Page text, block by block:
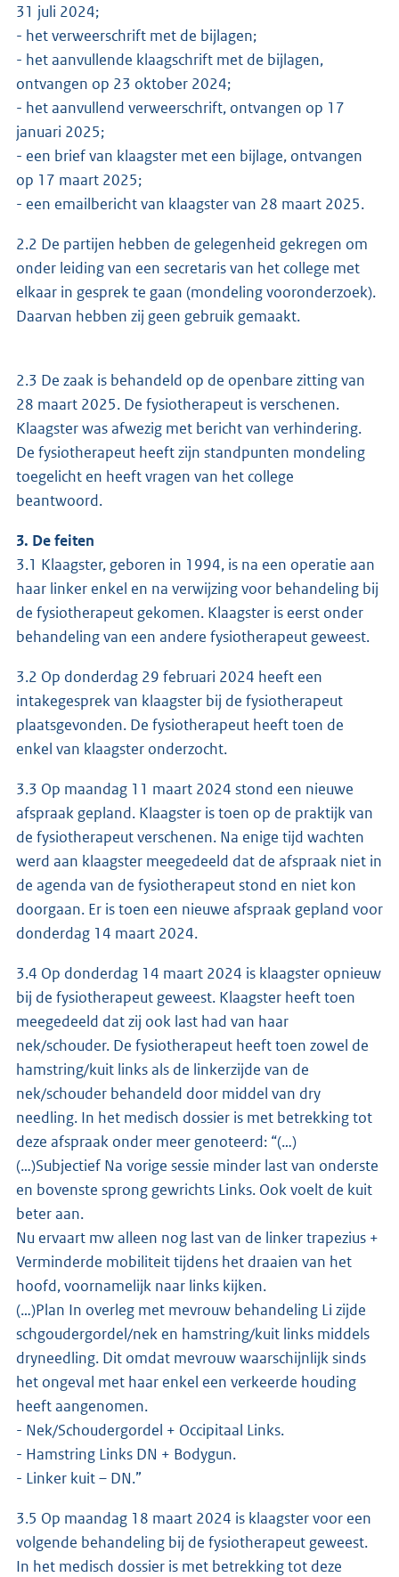
31 juli 2024;
- het verweerschrift met de bijlagen;
- het aanvullende klaagschrift met de bijlagen,
ontvangen op 23 oktober 2024;
- het aanvullend verweerschrift, ontvangen op 17
januari 2025;
- een brief van klaagster met een bijlage, ontvangen
op 17 maart 2025;
- een emailbericht van klaagster van 28 maart 2025.
2.2 De partijen hebben de gelegenheid gekregen om
onder leiding van een secretaris van het college met
elkaar in gesprek te gaan (mondeling vooronderzoek).
Daarvan hebben zij geen gebruik gemaakt.
2.3 De zaak is behandeld op de openbare zitting van
28 maart 2025. De fysiotherapeut is verschenen.
Klaagster was afwezig met bericht van verhindering.
De fysiotherapeut heeft zijn standpunten mondeling
toegelicht en heeft vragen van het college
beantwoord.
3. De feiten
3.1 Klaagster, geboren in 1994, is na een operatie aan
haar linker enkel en na verwijzing voor behandeling bij
de fysiotherapeut gekomen. Klaagster is eerst onder
behandeling van een andere fysiotherapeut geweest.
3.2 Op donderdag 29 februari 2024 heeft een
intakegesprek van klaagster bij de fysiotherapeut
plaatsgevonden. De fysiotherapeut heeft toen de
enkel van klaagster onderzocht.
3.3 Op maandag 11 maart 2024 stond een nieuwe
afspraak gepland. Klaagster is toen op de praktijk van
de fysiotherapeut verschenen. Na enige tijd wachten
werd aan klaagster meegedeeld dat de afspraak niet in
de agenda van de fysiotherapeut stond en niet kon
doorgaan. Er is toen een nieuwe afspraak gepland voor
donderdag 14 maart 2024.
3.4 Op donderdag 14 maart 2024 is klaagster opnieuw
bij de fysiotherapeut geweest. Klaagster heeft toen
meegedeeld dat zij ook last had van haar
nek/schouder. De fysiotherapeut heeft toen zowel de
hamstring/kuit links als de linkerzijde van de
nek/schouder behandeld door middel van dry
needling. In het medisch dossier is met betrekking tot
deze afspraak onder meer genoteerd: “(…)
(…)Subjectief Na vorige sessie minder last van onderste
en bovenste sprong gewrichts Links. Ook voelt de kuit
beter aan.
Nu ervaart mw alleen nog last van de linker trapezius +
Verminderde mobiliteit tijdens het draaien van het
hoofd, voornamelijk naar links kijken.
(…)Plan In overleg met mevrouw behandeling Li zijde
schgoudergordel/nek en hamstring/kuit links middels
dryneedling. Dit omdat mevrouw waarschijnlijk sinds
het ongeval met haar enkel een verkeerde houding
heeft aangenomen.
- Nek/Schoudergordel + Occipitaal Links.
- Hamstring Links DN + Bodygun.
- Linker kuit – DN.”
3.5 Op maandag 18 maart 2024 is klaagster voor een
volgende behandeling bij de fysiotherapeut geweest.
In het medisch dossier is met betrekking tot deze